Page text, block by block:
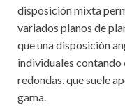
disposición mixta
variados planos de
que una disposición
individuales contando
redondas, que suele
gama.